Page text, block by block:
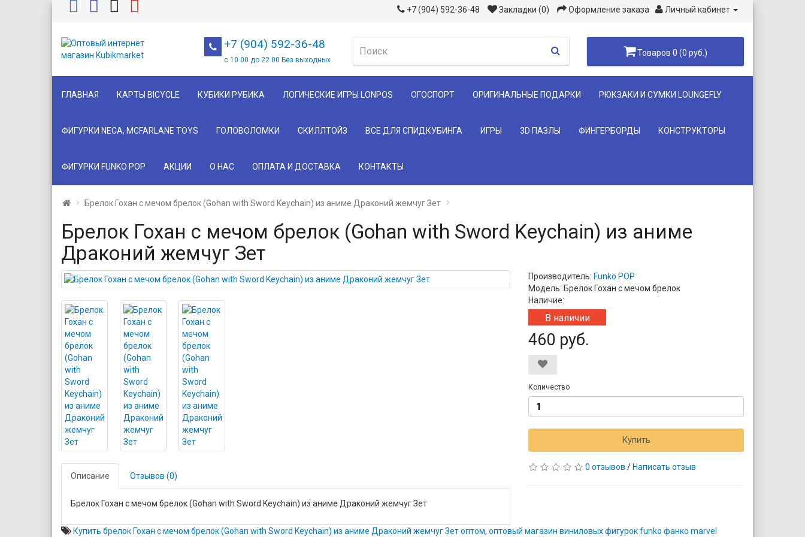
+7 (904) 592-36-48 Закладки (0) Оформление заказа Личный кабинет
+7 (904) 592-36-48
с 10 00 до 22 00 Без выходных
Товаров 0 (0 руб.)
ГЛАВНАЯ КАРТЫ BICYCLE КУБИКИ РУБИКА ЛОГИЧЕСКИЕ ИГРЫ LONPOS ОГОСПОРТ ОРИГИНАЛЬНЫЕ ПОДАРКИ РЮКЗАКИ И СУМКИ LOUNGEFLY
ФИГУРКИ NECA, MCFARLANE TOYS ГОЛОВОЛОМКИ СКИЛЛТОЙЗ ВСЕ ДЛЯ СПИДКУБИНГА ИГРЫ 3D ПАЗЛЫ ФИНГЕРБОРДЫ КОНСТРУКТОРЫ
ФИГУРКИ FUNKO POP АКЦИИ О НАС ОПЛАТА И ДОСТАВКА КОНТАКТЫ
Брелок Гохан с мечом брелок (Gohan with Sword Keychain) из аниме Драконий жемчуг Зет
Брелок Гохан с мечом брелок (Gohan with Sword Keychain) из аниме
Драконий жемчуг Зет
Описание Отзывов (0)
Брелок Гохан с мечом брелок (Gohan with Sword Keychain) из аниме Драконий жемчуг Зет
Производитель: Funko POP
Модель: Брелок Гохан с мечом брелок
Наличие:
В наличии
460 руб.
Количество
Купить
0 отзывов / Написать отзыв
Купить брелок Гохан с мечом брелок (Gohan with Sword Keychain) из аниме Драконий жемчуг Зет оптом, оптовый магазин виниловых фигурок funko фанко marvel